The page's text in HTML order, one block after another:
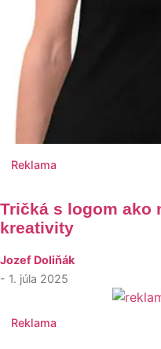
Reklama
Tričká s logom ako
kreativity
Jozef Doliňák
- 1. júla 2025
Reklama